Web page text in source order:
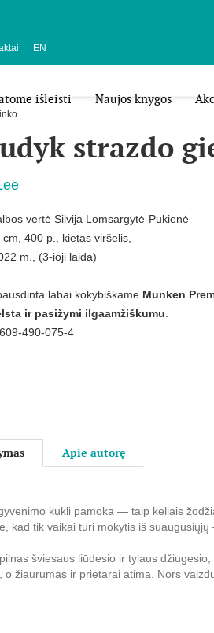
EN
išleisti Naujos knygos
strazdo
vertė Silvija Lomsargytė-Pukienė
400 p., kietas viršelis,
m., (3-ioji laida)
labai kokybiškame Munken
ir pasižymi ilgaamžiškumu
490-075-4
Apie autorę
kukli pamoka — taip keliais
kad tik vaikai turi mokytis iš
šviesaus liūdesio ir tylaus
o žiaurumas ir prietarai atima. Nors
vertybės ak­tu­al­ios visiems žmonėms,